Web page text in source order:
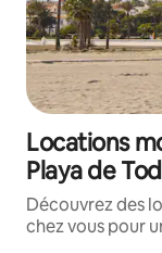
Locations
Playa de
Découvrez des
chez vous pour